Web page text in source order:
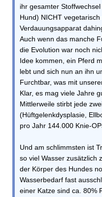
ihr gesamter
Hund) NICHT
Verdauungsapparat
Auch wenn das manche
die Evolution war noch
Idee kommen, ein Pferd
lebt und sich nun an ihn
Furchtbar, was mit
Klar, es mag viele Jahre
Mittlerweile stirbt jede
(Hüftgelenkdysplasie,
pro Jahr 144.000 Knie-
Und am schlimmsten ist
so viel Wasser zusätzlich
der Körper des Hundes
Wasserbedarf fast
einer Katze sind ca. 80%